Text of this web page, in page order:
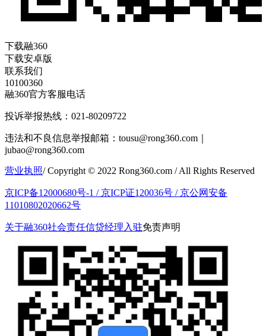
下载融360
下载安卓版
联系我们
10100360
融360官方客服电话
投诉举报热线：021-80209722
违法和不良信息举报邮箱：tousu@rong360.com｜
jubao@rong360.com
营业执照/ Copyright © 2022 Rong360.com / All Rights Reserved
京ICP备12000680号-1 /京ICP证120036号 /京公网安备
11010802020662号
关于融360社会责任信贷经理入驻免责声明